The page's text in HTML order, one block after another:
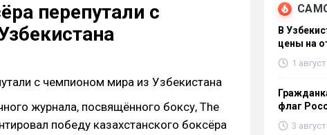
перепутали с
журнала, посвящённого боксу, The
победу казахстанского боксёра
В
цены на
1
флаг
3